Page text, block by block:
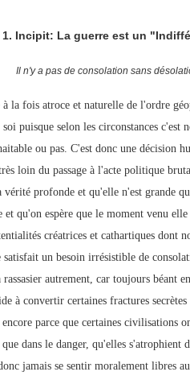
1. Incipit: La guerre est un
Il n'y a pas de consolation sans
à la fois atroce et naturelle de l'ordre
soi puisque selon les circonstances c'est
ou pas. C'est donc une décision
loin du passage à l'acte politique
vérité profonde et qu'elle n'est grande
et qu'on espère que le moment venu
créatrices et cathartiques dont
satisfait un besoin irrésistible de
autrement, car toujours béant
à convertir certaines fractures
parce que certaines civilisations
dans le danger, qu'elles s'atrophient
jamais se sentir moralement libres